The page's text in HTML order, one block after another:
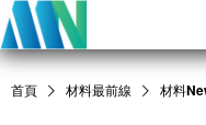
首頁 材料最前線 材料